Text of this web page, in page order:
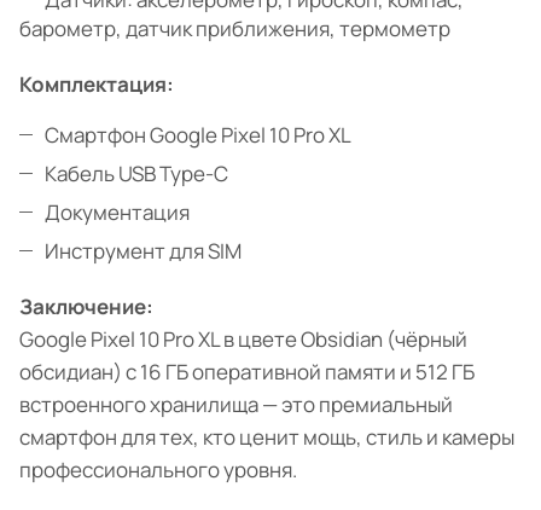
барометр, датчик приближения, термометр
Комплектация:
Смартфон Google Pixel 10 Pro XL
Кабель USB Type-C
Документация
Инструмент для SIM
Заключение:
Google Pixel 10 Pro XL в цвете Obsidian (чёрный
обсидиан) с 16 ГБ оперативной памяти и 512 ГБ
встроенного хранилища — это премиальный
смартфон для тех, кто ценит мощь, стиль и камеры
профессионального уровня.